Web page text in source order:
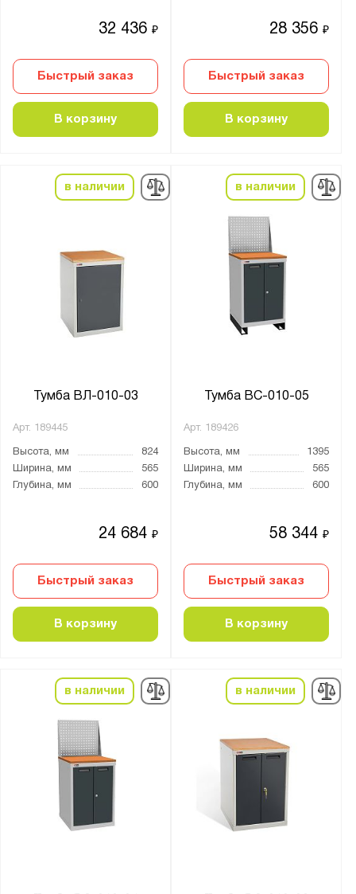
32 436₽
Быстрый заказ
В корзину
28 356₽
Быстрый заказ
В корзину
в наличии
Тумба ВЛ-010-03
Арт. 189445
Высота, мм
824
Ширина, мм
565
Глубина, мм
600
24 684₽
Быстрый заказ
В корзину
в наличии
Тумба ВС-010-05
Арт. 189426
Высота, мм
1395
Ширина, мм
565
Глубина, мм
600
58 344₽
Быстрый заказ
В корзину
в наличии в наличии
Сигнальный синий (RAL 5005)
Синий (RAL 5002)
Столешница:
фанера 24 мм + Лак-антисептик
фанера 24 мм + Оцинкованная сталь 1
фанера 24 мм + Сталь 3 мм
Страна производства:
Производитель:
ПАКС-Металл
Промет
Серия:
Expert T
Fabrik
SMART
WOKER
ВЛ-К
ВП